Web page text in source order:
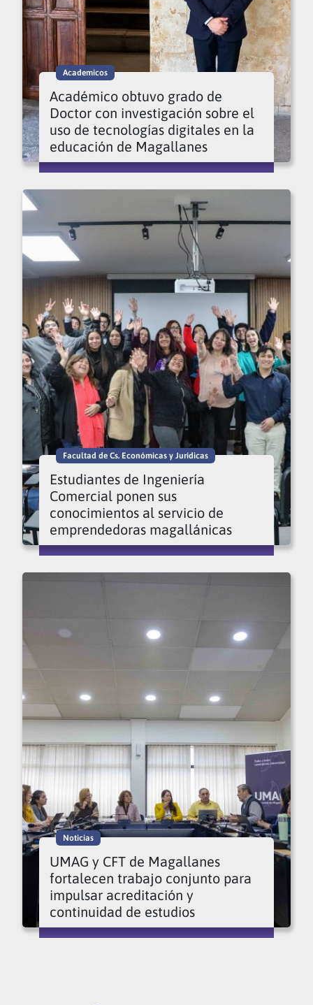
Academicos
Académico obtuvo grado de
Doctor con investigación sobre el
uso de tecnologías digitales en la
educación de Magallanes
Facultad de Cs. Económicas y Jurídicas
Estudiantes de Ingeniería
Comercial ponen sus
conocimientos al servicio de
emprendedoras magallánicas
Noticias
UMAG y CFT de Magallanes
fortalecen trabajo conjunto para
impulsar acreditación y
continuidad de estudios